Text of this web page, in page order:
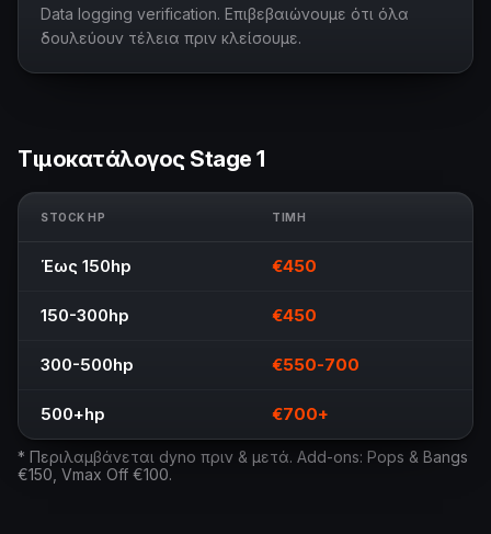
Data logging verification. Επιβεβαιώνουμε ότι όλα
δουλεύουν τέλεια πριν κλείσουμε.
Τιμοκατάλογος Stage 1
STOCK HP ΤΙΜΉ
Έως 150hp €450
150-300hp €450
300-500hp €550-700
500+hp €700+
* Περιλαμβάνεται dyno πριν & μετά. Add-ons: Pops & Bangs
€150, Vmax Off €100.